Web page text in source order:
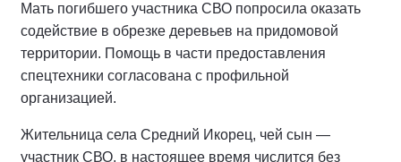
Мать погибшего участника СВО попросила оказать
содействие в обрезке деревьев на придомовой
территории. Помощь в части предоставления
спецтехники согласована с профильной
организацией.
Жительница села Средний Икорец, чей сын —
участник СВО, в настоящее время числится без